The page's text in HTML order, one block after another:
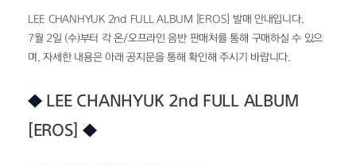
LEE CHANHYUK 2nd FULL ALBUM [EROS] 발매 안내입니다.
7월 2일 (수)부터 각 온/오프라인 음반 판매처를 통해 구매하실 수 있으
며, 자세한 내용은 아래 공지문을 통해 확인해 주시기 바랍니다.
◆ LEE CHANHYUK 2nd FULL ALBUM
[EROS] ◆